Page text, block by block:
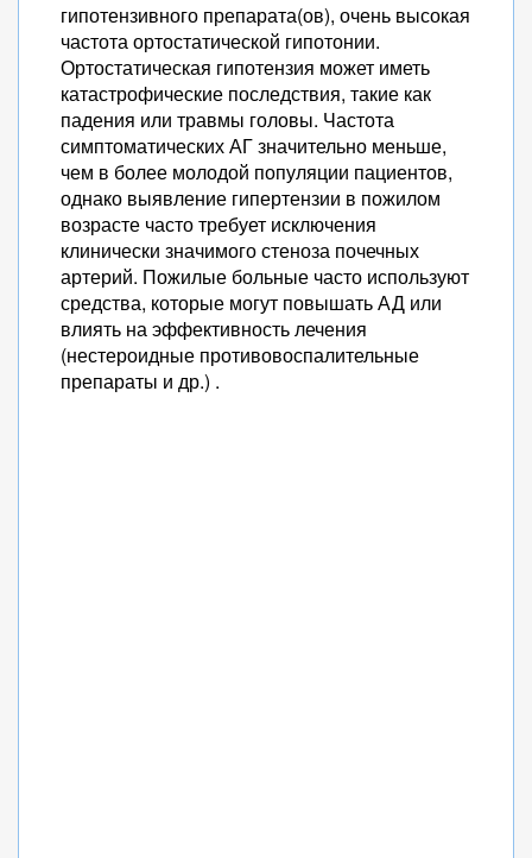
гипотензивного препарата(ов), очень высокая
частота ортостатической гипотонии.
Ортостатическая гипотензия может иметь
катастрофические последствия, такие как
падения или травмы головы. Частота
симптоматических АГ значительно меньше,
чем в более молодой популяции пациентов,
однако выявление гипертензии в пожилом
возрасте часто требует исключения
клинически значимого стеноза почечных
артерий. Пожилые больные часто используют
средства, которые могут повышать АД или
влиять на эффективность лечения
(нестероидные противовоспалительные
препараты и др.) .